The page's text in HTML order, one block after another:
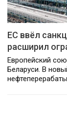
ЕС ввёл
расширил
Европейский
Беларуси. В